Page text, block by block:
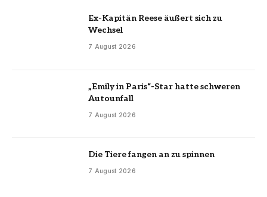
Ex-Kapitän Reese äußert sich zu
Wechsel
7 August 2026
„Emily in Paris“-Star hatte schweren
Autounfall
7 August 2026
Die Tiere fangen an zu spinnen
7 August 2026